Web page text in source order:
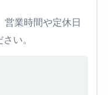
営業時間や定休日
い。